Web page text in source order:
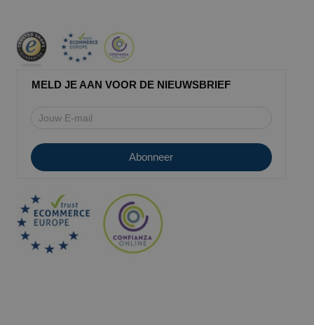
MELD JE AAN VOOR DE NIEUWSBRIEF